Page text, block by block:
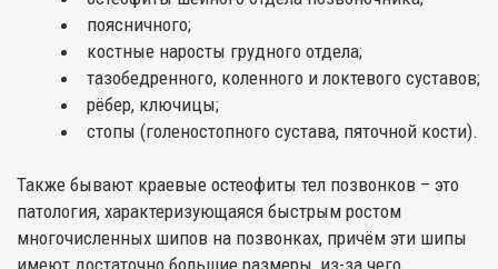
поясничного;
костные наросты грудного отдела;
тазобедренного, коленного и локтевого суставов;
рёбер, ключицы;
стопы (голеностопного сустава, пяточной кости).
Также бывают краевые остеофиты тел позвонков – это
патология, характеризующаяся быстрым ростом
многочисленных шипов на позвонках, причём эти шипы
имеют достаточно большие размеры, из-за чего